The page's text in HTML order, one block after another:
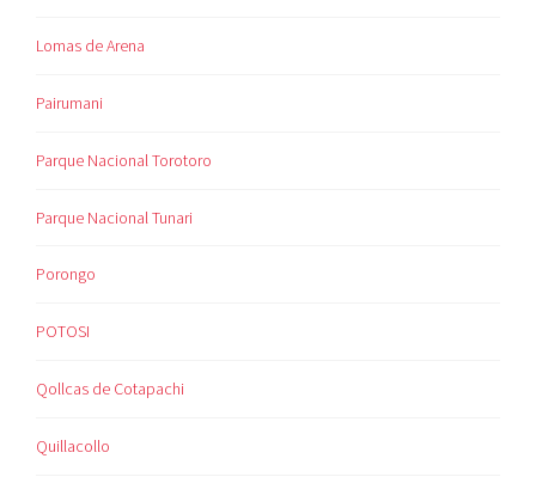
Lomas de Arena
Pairumani
Parque Nacional Torotoro
Parque Nacional Tunari
Porongo
POTOSI
Qollcas de Cotapachi
Quillacollo